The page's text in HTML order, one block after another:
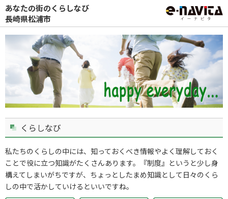
あなたの街のくらしなび
長崎県松浦市
くらしなび
私たちのくらしの中には、知っておくべき情報やよく理解しておく
ことで役に立つ知識がたくさんあります。『制度』というと少し身
構えてしまいがちですが、ちょっとしたまめ知識として日々のくら
しの中で活かしていけるといいですね。